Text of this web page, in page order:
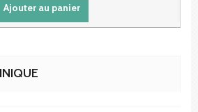
Ajouter au panier